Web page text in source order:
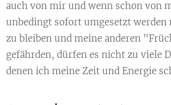
auch von mir und wenn schon von
unbedingt sofort umgesetzt werden
zu bleiben und meine anderen
gefährden, dürfen es nicht zu viele
denen ich meine Zeit und Energie